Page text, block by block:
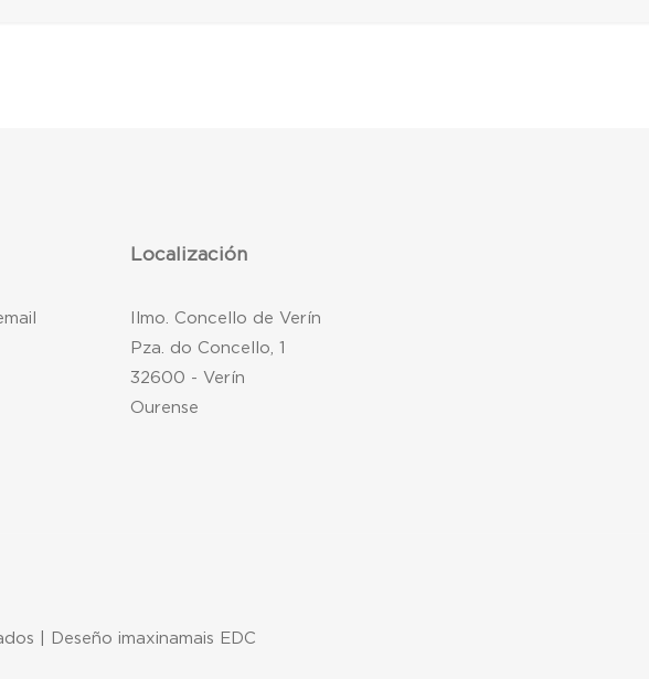
Localización
Ilmo. Concello de Verín
Pza. do Concello, 1
32600 - Verín
Ourense
| Deseño imaxinamais EDC